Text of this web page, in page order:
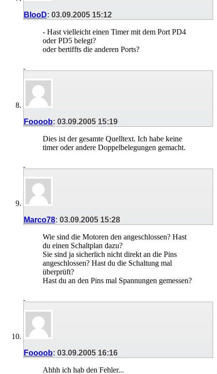
BlooD: 03.09.2005 15:12
- Hast vielleicht einen Timer mit dem Port PD4
oder PD5 belegt?
oder bertiffts die anderen Ports?
Foooob: 03.09.2005 15:19
Dies ist der gesamte Quelltext. Ich habe keine
timer oder andere Doppelbelegungen gemacht.
Marco78: 03.09.2005 15:28
Wie sind die Motoren den angeschlossen? Hast
du einen Schaltplan dazu?
Sie sind ja sicherlich nicht direkt an die Pins
angeschlossen? Hast du die Schaltung mal
überprüft?
Hast du an den Pins mal Spannungen gemessen?
Foooob: 03.09.2005 16:16
Ahhh ich hab den Fehler...